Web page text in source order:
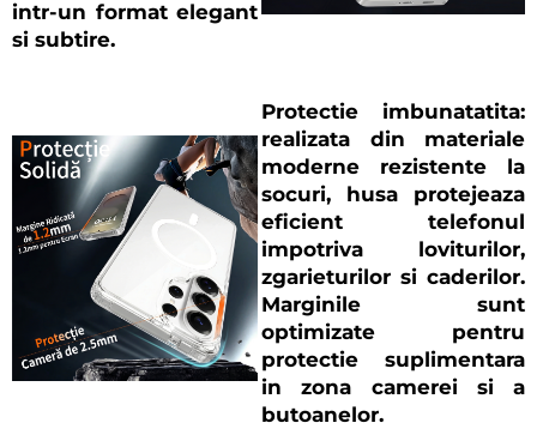
intr-un format elegant
si subtire.
Protectie imbunatatita:
realizata din materiale
moderne rezistente la
socuri, husa protejeaza
eficient telefonul
impotriva loviturilor,
zgarieturilor si caderilor.
Marginile sunt
optimizate pentru
protectie suplimentara
in zona camerei si a
butoanelor.